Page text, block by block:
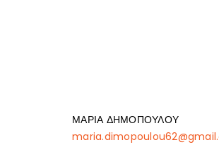
ΜΑΡΙΑ ΔΗΜΟΠΟΥΛΟΥ